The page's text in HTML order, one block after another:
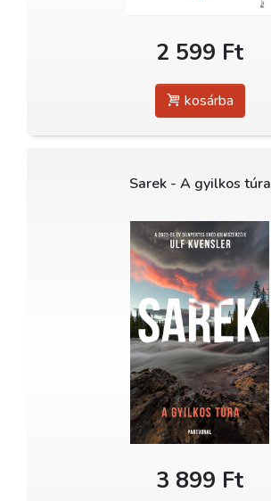
2 599 Ft
kosárba
Sarek - A gyilkos túra
3 899 Ft